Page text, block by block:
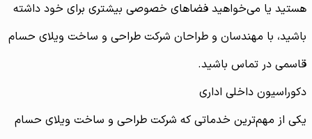
هستید یا می‌خواهید فضاهای خصوصی بیشتری برای خود داشته
باشید، با مهندسان و طراحان شرکت طراحی و ساخت ویلای حسام
قاسمی در تماس باشید.
دکوراسیون داخلی اداری
یکی از مهم‌ترین خدماتی که شرکت طراحی و ساخت ویلای حسام